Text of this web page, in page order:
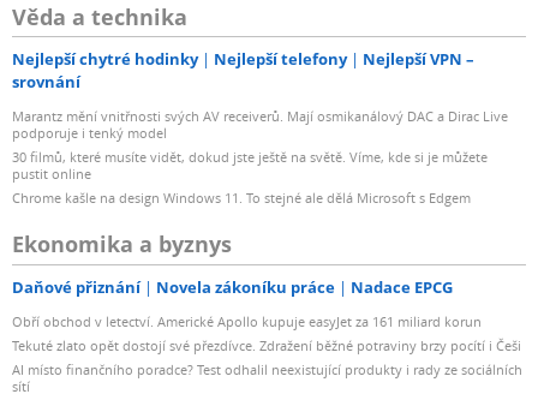
Věda a technika
Nejlepší chytré hodinky Nejlepší telefony
Nejlepší VPN –
srovnání
Marantz mění vnitřnosti svých AV receiverů. Mají osmikanálový DAC a Dirac Live
podporuje i tenký model
30 filmů, které musíte vidět, dokud jste ještě na světě. Víme, kde si je můžete
pustit online
Chrome kašle na design Windows 11. To stejné ale dělá Microsoft s Edgem
Ekonomika a byznys
Daňové přiznání Novela zákoníku práce Nadace EPCG
Obří obchod v letectví. Americké Apollo kupuje easyJet za 161 miliard korun
Tekuté zlato opět dostojí své přezdívce. Zdražení běžné potraviny brzy pocítí i Češi
AI místo finančního poradce? Test odhalil neexistující produkty i rady ze sociálních
sítí